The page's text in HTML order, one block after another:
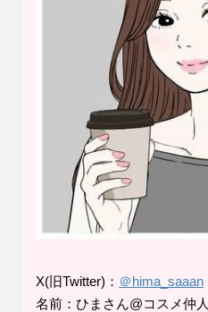
X(旧Twitter)： ＠hima_saaan
名前：ひまさん@コスメ仲人